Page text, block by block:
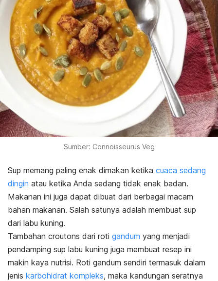
Sumber: Connoisseurus Veg
Sup memang paling enak dimakan ketika cuaca sedang
dingin atau ketika Anda sedang tidak enak badan.
Makanan ini juga dapat dibuat dari berbagai macam
bahan makanan. Salah satunya adalah membuat sup
dari labu kuning.
Tambahan croutons dari roti gandum yang menjadi
pendamping sup labu kuning juga membuat resep ini
makin kaya nutrisi. Roti gandum sendiri termasuk dalam
jenis karbohidrat kompleks, maka kandungan seratnya